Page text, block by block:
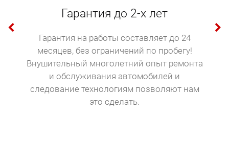
Гарантия до 2-х лет
Гарантия на работы составляет до 24
месяцев, без ограничений по пробегу!
Внушительный многолетний опыт ремонта
и обслуживания автомобилей и
следование технологиям позволяют нам
это сделать.